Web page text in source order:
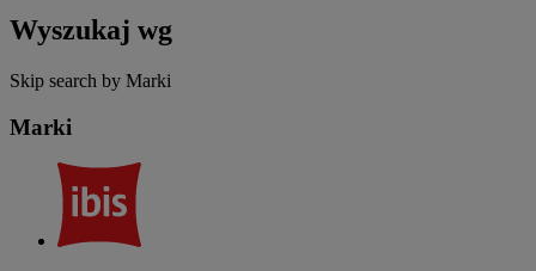
Wyszukaj wg
Skip search by Marki
Marki